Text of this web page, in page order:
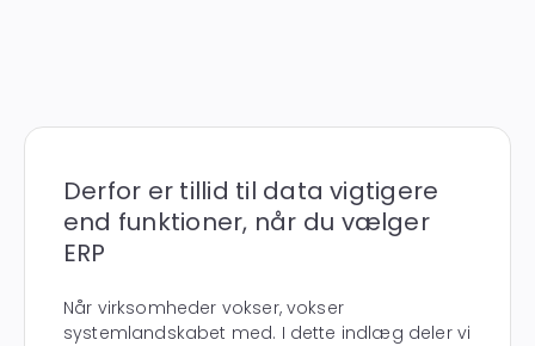
Derfor er tillid til data vigtigere
end funktioner, når du vælger
ERP
Når virksomheder vokser, vokser
systemlandskabet med. I dette indlæg deler vi